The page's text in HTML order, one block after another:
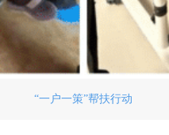
“一户一策”帮扶行动